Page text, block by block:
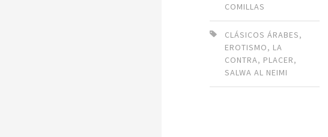
COMILLAS
CLÁSICOS ÁRABES,
EROTISMO, LA
CONTRA, PLACER,
SALWA AL NEIMI